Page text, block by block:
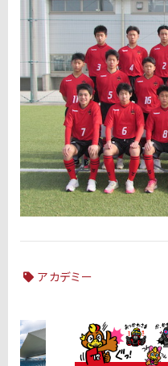
アカデミー